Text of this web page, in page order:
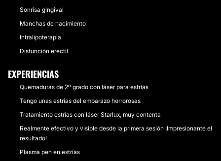
Sonrisa gingival
Manchas de nacimiento
Intralipoterapia
Disfunción eréctil
EXPERIENCIAS
Quemaduras de 2º grado con láser para estrías
Tengo unas estrías del embarazo horrorosas
Tratamiento estrías con láser Starlux, muy contenta
Realmente efectivo y visible desde la primera sesión ¡Impresionante el
resultado!
Plasma pen en estrías